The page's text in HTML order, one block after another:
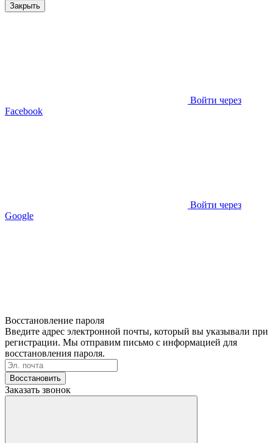
Закрыть
Войти через
Facebook
Войти через
Google
Восстановление пароля
Введите адрес электронной почты, который вы указывали при
регистрации. Мы отправим письмо с информацией для
восстановления пароля.
Восстановить
Заказать звонок